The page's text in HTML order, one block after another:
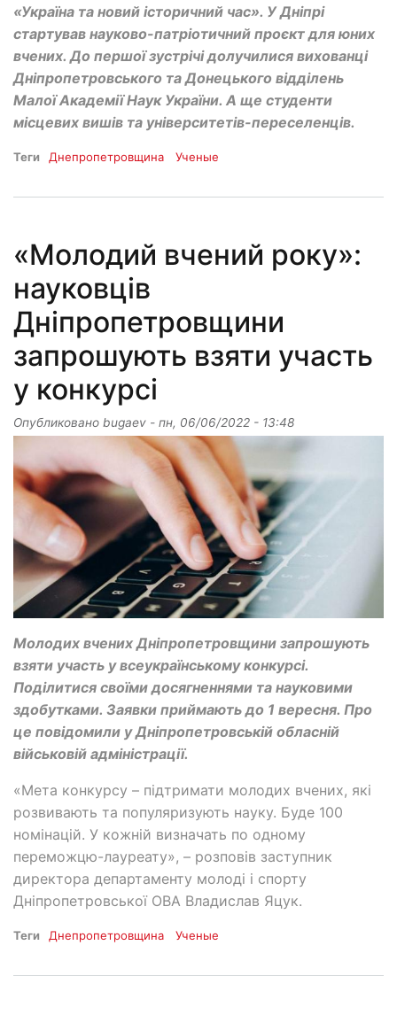
«Україна та новий історичний час». У Дніпрі
стартував науково-патріотичний проєкт для юних
вчених. До першої зустрічі долучилися вихованці
Дніпропетровського та Донецького відділень
Малої Академії Наук України. А ще студенти
місцевих вишів та університетів-переселенців.
Теги Днепропетровщина Ученые
«Молодий вчений року»:
науковців
Дніпропетровщини
запрошують взяти участь
у конкурсі
Опубликовано bugaev - пн, 06/06/2022 - 13:48
Молодих вчених Дніпропетровщини запрошують
взяти участь у всеукраїнському конкурсі.
Поділитися своїми досягненнями та науковими
здобутками. Заявки приймають до 1 вересня. Про
це повідомили у Дніпропетровській обласній
військовій адміністрації.
«Мета конкурсу – підтримати молодих вчених, які
розвивають та популяризують науку. Буде 100
номінацій. У кожній визначать по одному
переможцю-лауреату», – розповів заступник
директора департаменту молоді і спорту
Дніпропетровської ОВА Владислав Яцук.
Теги Днепропетровщина Ученые